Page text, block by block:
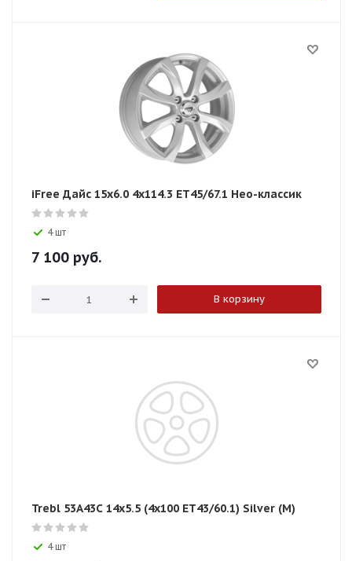
iFree Дайс 15x6.0 4x114.3 ET45/67.1 Нео-классик
4 шт
7 100 руб.
В корзину
Trebl 53A43C 14x5.5 (4x100 ЕТ43/60.1) Silver (M)
4 шт